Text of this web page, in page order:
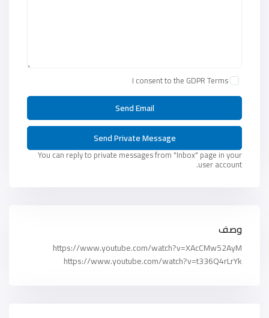
وصف
https://www.youtube.com/watch?v=XAcCMw52AyM
https://www.youtube.com/watch?v=t336Q4rLrYk
I consent to the GDPR Terms
You can reply to private messages from "Inbox" page in your
user account.